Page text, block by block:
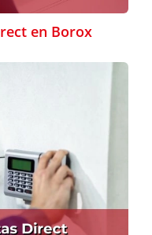
en Borox